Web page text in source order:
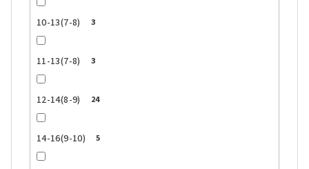
10-13(7-8) 3
11-13(7-8) 3
12-14(8-9) 24
14-16(9-10) 5